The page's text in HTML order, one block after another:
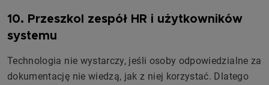
10. Przeszkol zespół HR i użytkowników
systemu
Technologia nie wystarczy, jeśli osoby odpowiedzialne za
dokumentację nie wiedzą, jak z niej korzystać. Dlatego